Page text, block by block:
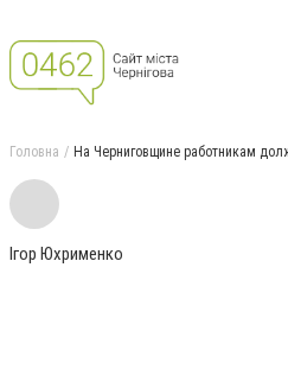
Головна На Черниговщине работникам
Ігор Юхрименко